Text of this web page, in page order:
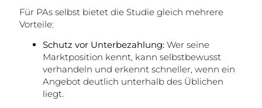
Für PAs selbst bietet die Studie gleich mehrere
Vorteile:
Schutz vor Unterbezahlung: Wer seine
Marktposition kennt, kann selbstbewusst
verhandeln und erkennt schneller, wenn ein
Angebot deutlich unterhalb des Üblichen
liegt.